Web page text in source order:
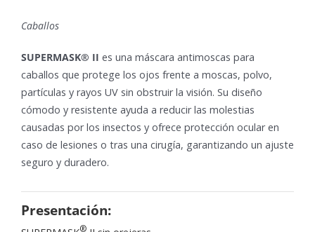
Caballos
SUPERMASK® II es una máscara antimoscas para
caballos que protege los ojos frente a moscas, polvo,
partículas y rayos UV sin obstruir la visión. Su diseño
cómodo y resistente ayuda a reducir las molestias
causadas por los insectos y ofrece protección ocular en
caso de lesiones o tras una cirugía, garantizando un ajuste
seguro y duradero.
Presentación:
®